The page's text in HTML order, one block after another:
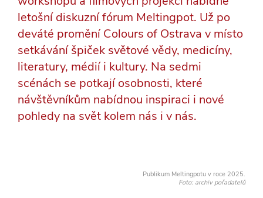
letošní diskuzní fórum Meltingpot. Už po
deváté promění Colours of Ostrava v místo
setkávání špiček světové vědy, medicíny,
literatury, médií i kultury. Na sedmi
scénách se potkají osobnosti, které
návštěvníkům nabídnou inspiraci i nové
pohledy na svět kolem nás i v nás.
Publikum Meltingpotu v roce 2025.
Foto: archiv pořadatelů